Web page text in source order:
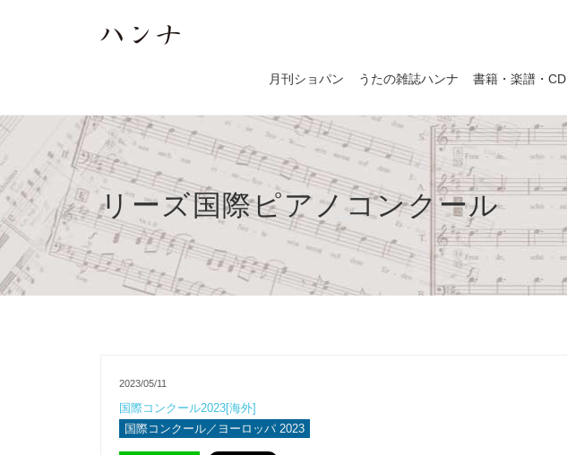
月刊ショパン うたの雑誌ハンナ 書籍・楽譜・CD
リーズ国際ピアノコンクール
2023/05/11
国際コンクール2023[海外]
国際コンクール／ヨーロッパ 2023